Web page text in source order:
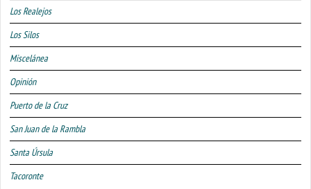
Los Realejos
Los Silos
Miscelánea
Opinión
Puerto de la Cruz
San Juan de la Rambla
Santa Úrsula
Tacoronte